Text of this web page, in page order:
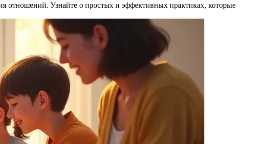
отношений. Узнайте о простых и эффективных практиках, которые